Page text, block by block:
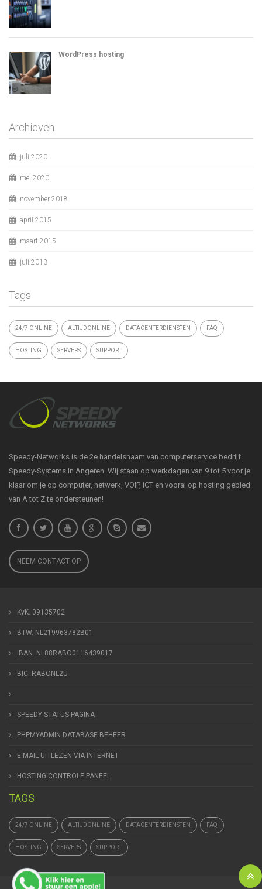
WordPress hosting
Archieven
juli 2020
mei 2020
november 2018
april 2015
maart 2015
juli 2013
Tags
24/7 ONLINE ALTIJDONLINE DATACENTERDIENSTEN FAQ
HOSTING SERVERS SUPPORT
Speedy-Networks is de 2e handelsnaam van computerservice bedrijf
Speedy-Systems in Angeren. Wij staan op werkdagen van 9 tot 5 voor je
klaar om je op computer, netwerk, VOIP, ICT en vooral op hosting gebied
van A tot Z te ondersteunen!
NEEM CONTACT OP
KvK. 09135702
BTW. NL219963782B01
IBAN. NL88RABO0116439017
BIC. RABONL2U
SPEEDY STATUS PAGINA
PHPMYADMIN DATABASE BEHEER
E-MAIL UITLEZEN VIA INTERNET
HOSTING CONTROLE PANEEL
TAGS
24/7 ONLINE ALTIJDONLINE DATACENTERDIENSTEN FAQ
HOSTING SERVERS SUPPORT